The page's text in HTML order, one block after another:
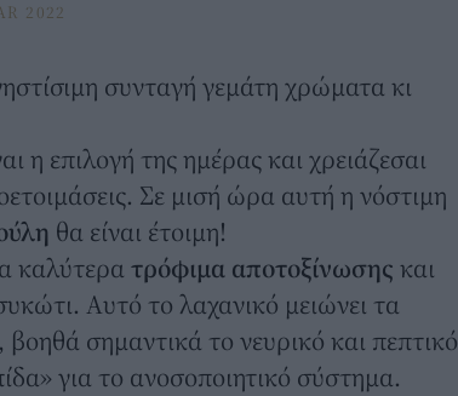
2022
συνταγή γεμάτη χρώματα κι
η επιλογή της ημέρας και χρειάζεσαι
Σε μισή ώρα αυτή η νόστιμη
θα είναι έτοιμη!
καλύτερα τρόφιμα αποτοξίνωσης και
Aυτό το λαχανικό μειώνει τα
σημαντικά το νευρικό και πεπτικό
για το ανοσοποιητικό σύστημα.